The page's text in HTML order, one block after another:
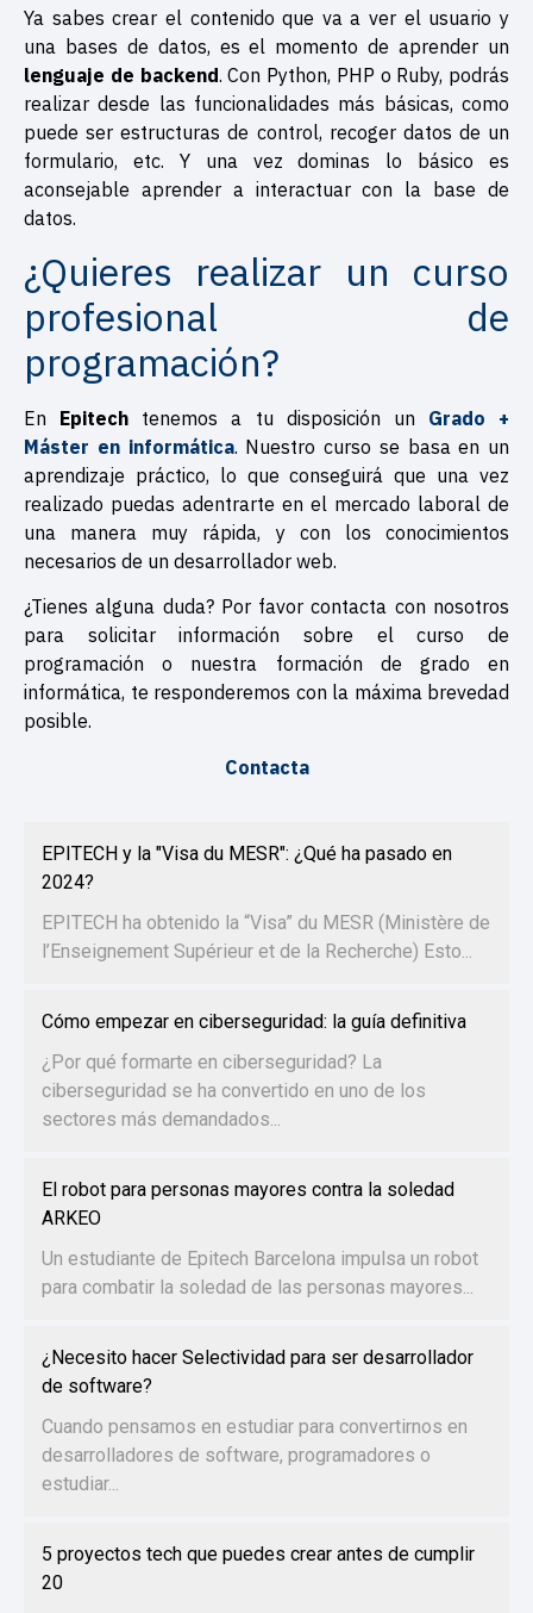
Ya sabes crear el contenido que va a ver el usuario y
una bases de datos, es el momento de aprender un
lenguaje de backend. Con Python, PHP o Ruby, podrás
realizar desde las funcionalidades más básicas, como
puede ser estructuras de control, recoger datos de un
formulario, etc. Y una vez dominas lo básico es
aconsejable aprender a interactuar con la base de
datos.
¿Quieres realizar un curso
profesional de
programación?
En Epitech tenemos a tu disposición un Grado +
Máster en informática. Nuestro curso se basa en un
aprendizaje práctico, lo que conseguirá que una vez
realizado puedas adentrarte en el mercado laboral de
una manera muy rápida, y con los conocimientos
necesarios de un desarrollador web.
¿Tienes alguna duda? Por favor contacta con nosotros
para solicitar información sobre el curso de
programación o nuestra formación de grado en
informática, te responderemos con la máxima brevedad
posible.
Contacta
EPITECH y la "Visa du MESR": ¿Qué ha pasado en
2024?
EPITECH ha obtenido la “Visa” du MESR (Ministère de
l’Enseignement Supérieur et de la Recherche) Esto...
Cómo empezar en ciberseguridad: la guía definitiva
¿Por qué formarte en ciberseguridad? La
ciberseguridad se ha convertido en uno de los
sectores más demandados...
El robot para personas mayores contra la soledad
ARKEO
Un estudiante de Epitech Barcelona impulsa un robot
para combatir la soledad de las personas mayores...
¿Necesito hacer Selectividad para ser desarrollador
de software?
Cuando pensamos en estudiar para convertirnos en
desarrolladores de software, programadores o
estudiar...
5 proyectos tech que puedes crear antes de cumplir
20